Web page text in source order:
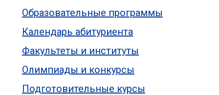
Образовательные программы
Календарь абитуриента
Факультеты и институты
Олимпиады и конкурсы
Подготовительные курсы